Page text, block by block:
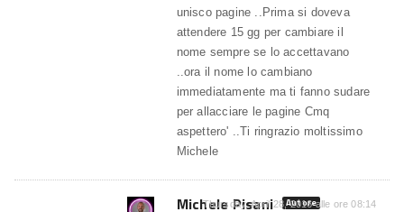
unisco pagine ..Prima si doveva
attendere 15 gg per cambiare il
nome sempre se lo accettavano
..ora il nome lo cambiano
immediatamente ma ti fanno sudare
per allacciare le pagine Cmq
aspettero' ..Ti ringrazio moltissimo
Michele
Michele Pisani Autore
Thursday, April 28, 2016 alle ore 08:14